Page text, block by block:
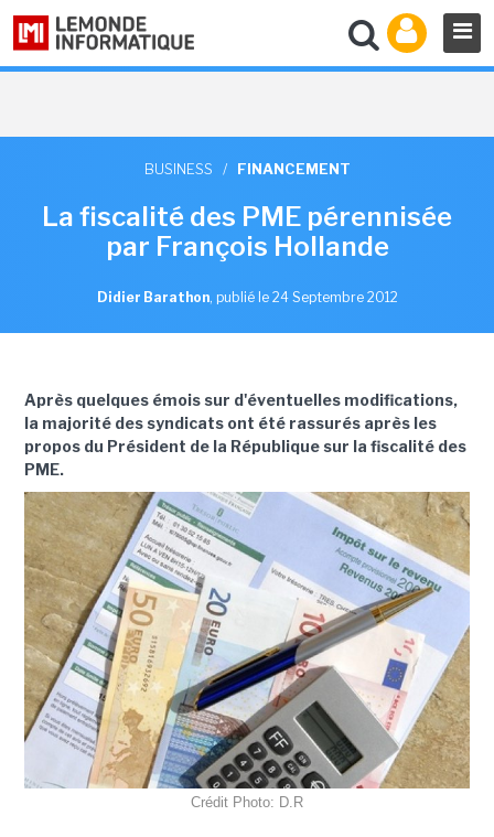
BUSINESS / FINANCEMENT
La fiscalité des PME pérennisée
par François Hollande
Didier Barathon, publié le 24 Septembre 2012
Après quelques émois sur d'éventuelles modifications,
la majorité des syndicats ont été rassurés après les
propos du Président de la République sur la fiscalité des
PME.
Crédit Photo: D.R